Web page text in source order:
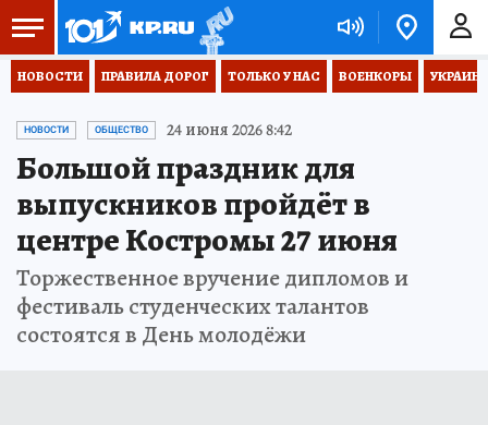
НОВОСТИ ПРАВИЛА ДОРОГ ТОЛЬКО У НАС ВОЕНКОРЫ
НОВОСТИ ОБЩЕСТВО 24 июня 2026 8:42
Большой праздник для
выпускников пройдёт в
центре Костромы 27 июня
Торжественное вручение дипломов и
фестиваль студенческих талантов
состоятся в День молодёжи